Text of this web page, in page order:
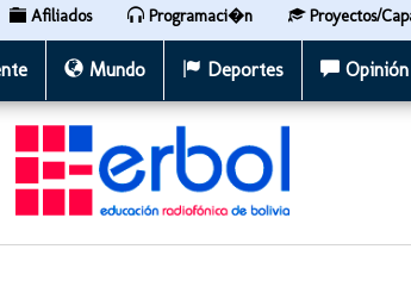
Afiliados Programaci�n Proyectos/
Mundo Deportes Opinión